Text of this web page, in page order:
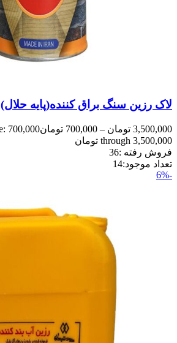
لاک رزین سنگ براق کننده(پایه حلال)
3,500,000 تومان –
700,000 تومان
through 3,500,000 تومان
فروش رفته :36
تعداد موجود:14
-6%